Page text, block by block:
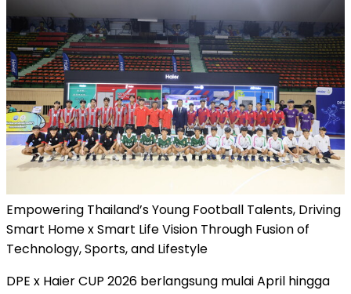
Empowering Thailand’s Young Football Talents, Driving
Smart Home x Smart Life Vision Through Fusion of
Technology, Sports, and Lifestyle
DPE x Haier CUP 2026 berlangsung mulai April hingga